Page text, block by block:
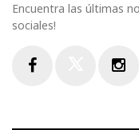
Encuentra las últimas
sociales!